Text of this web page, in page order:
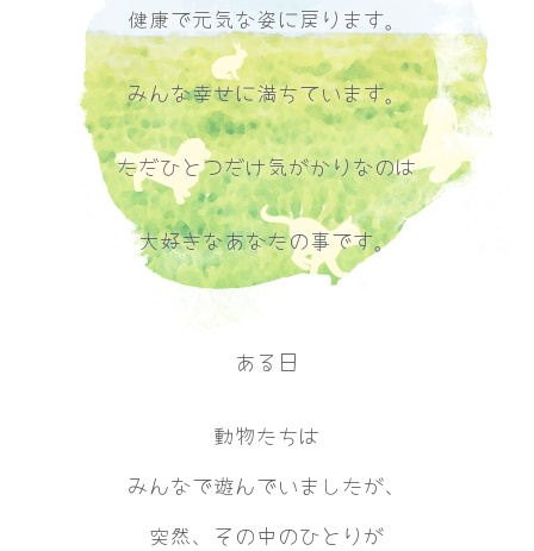
健康で元気な姿に戻ります。
みんな幸せに満ちています。
ただひとつだけ気がかりなのは
大好きなあなたの事です。
ある日
動物たちは
みんなで遊んでいましたが、
突然、その中のひとりが